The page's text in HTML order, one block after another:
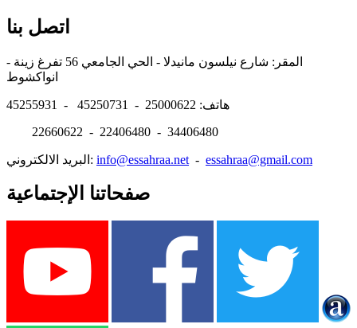
اتصل بنا
المقر: شارع نيلسون مانيدلا - الحي الجامعي 56 تفرغ زينة -
هاتف: 25000622 - 45250731 - 45255931
22660622 - 22406480 - 34406480
البريد الالكتروني: info@essahraa.net - essahraa@gmail.com
صفحاتنا الإجتماعية